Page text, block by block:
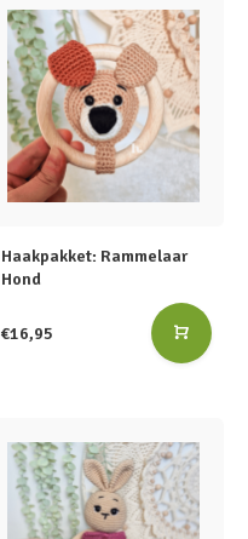
Haakpakket: Rammelaar
Hond
€16,95